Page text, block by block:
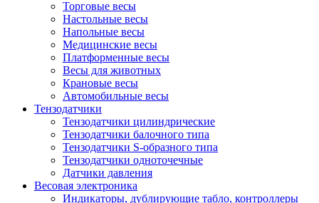
Торговые весы
Настольные весы
Напольные весы
Медицинские весы
Платформенные весы
Весы для животных
Крановые весы
Автомобильные весы
Тензодатчики
Тензодатчики цилиндрические
Тензодатчики балочного типа
Тензодатчики S-образного типа
Тензодатчики одноточечные
Датчики давления
Весовая электроника
Индикаторы, дублирующие табло, контроллеры